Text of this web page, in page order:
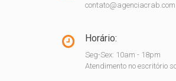
contato@agenciacrab.com
Horário:
Seg-Sex: 10am - 18pm
Atendimento no escritório